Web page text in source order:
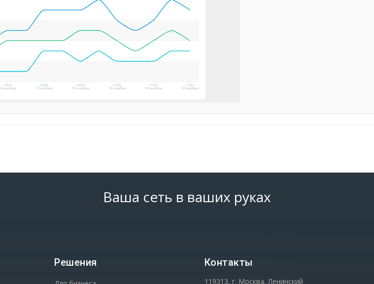
Ваша сеть в ваших руках
Решения Контакты
119313, г. Москва, Ленинский